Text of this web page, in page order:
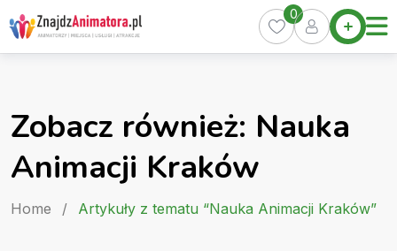
Skip
to
content
Home
Oferty
Pakiety
Kurs
0
Zobacz również: Nauka
Animacji Kraków
Home / Artykuły z tematu “Nauka Animacji Kraków”